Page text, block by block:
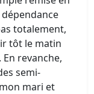
totalement,
tôt le matin
revanche,
semi-
mari et